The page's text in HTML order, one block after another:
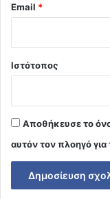
Email *
Ιστότοπος
Αποθήκευσε το
αυτόν τον πλοηγό